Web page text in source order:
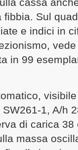
Sul
e indici in
vede
in 99
1, A/h
di carica 38
massa